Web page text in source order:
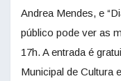
Andrea Mendes, e
público pode ver as
17h. A entrada é
Municipal de Cultura